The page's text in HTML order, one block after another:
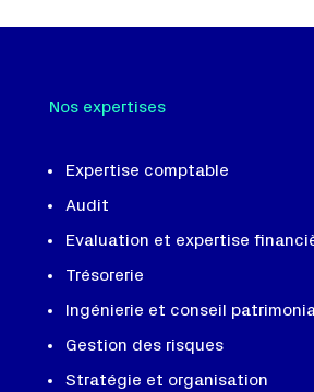
Nos expertises
Expertise comptable
Audit
Evaluation et expertise
Trésorerie
Ingénierie et conseil
Gestion des risques
Stratégie et organisation